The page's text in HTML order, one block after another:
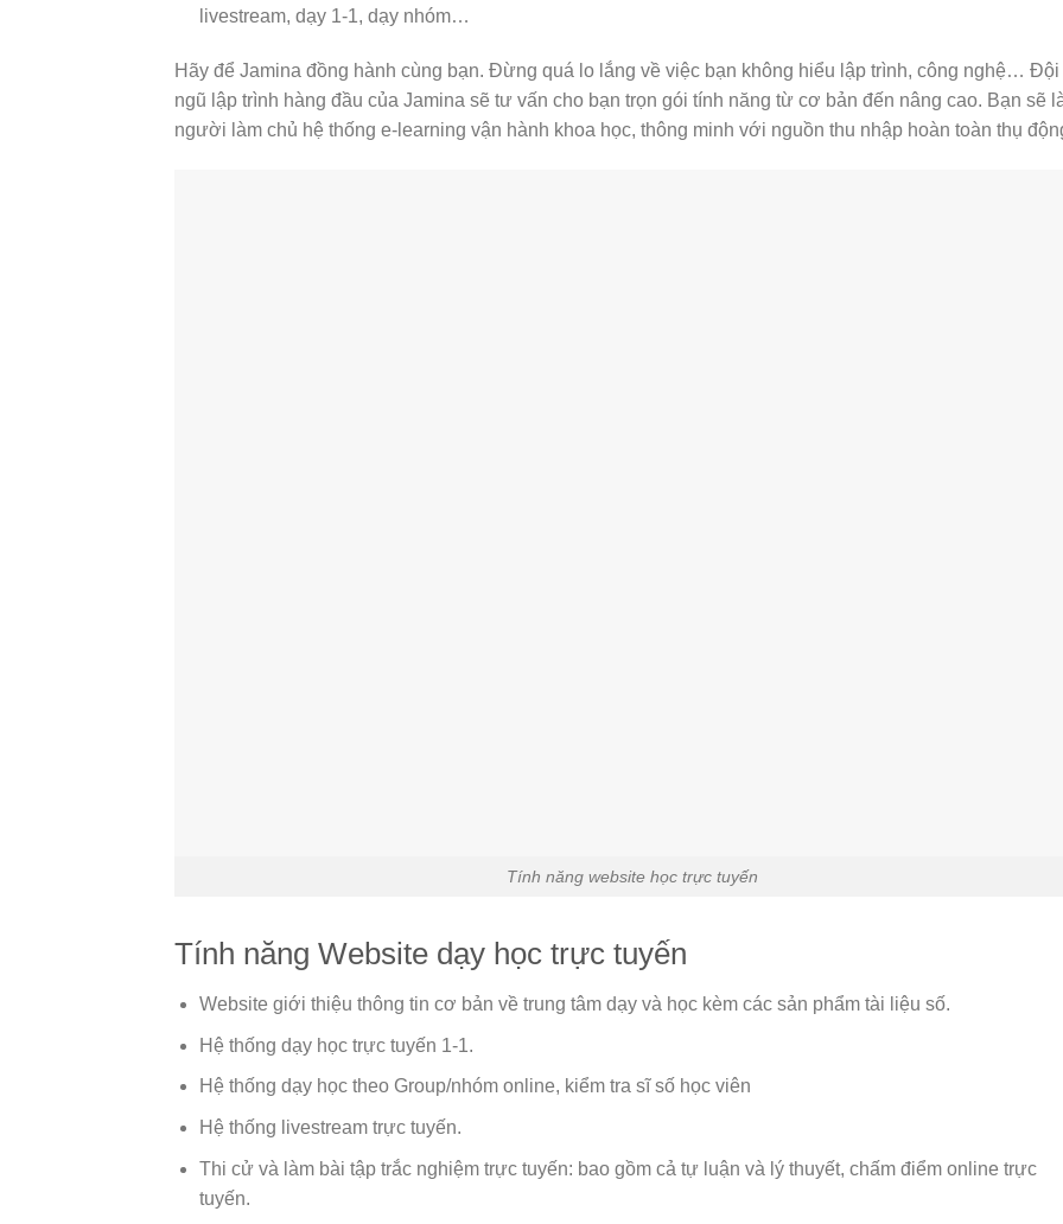
livestream, dạy 1-1, dạy nhóm…
Hãy để Jamina đồng hành cùng bạn. Đừng quá lo lắng về việc bạn không hiểu lập trình, công nghệ… Đội
ngũ lập trình hàng đầu của Jamina sẽ tư vấn cho bạn trọn gói tính năng từ cơ bản đến nâng cao. Bạn sẽ
người làm chủ hệ thống e-learning vận hành khoa học, thông minh với nguồn thu nhập hoàn toàn thụ
Tính năng website học trực tuyến
Tính năng Website dạy học trực tuyến
Website giới thiệu thông tin cơ bản về trung tâm dạy và học kèm các sản phẩm tài liệu số.
Hệ thống dạy học trực tuyến 1-1.
Hệ thống dạy học theo Group/nhóm online, kiểm tra sĩ số học viên
Hệ thống livestream trực tuyến.
Thi cử và làm bài tập trắc nghiệm trực tuyến: bao gồm cả tự luận và lý thuyết, chấm điểm online trực
tuyến.